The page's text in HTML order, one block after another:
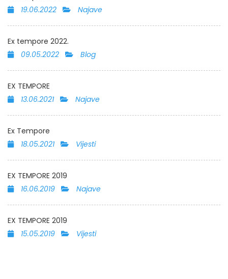
19.06.2022
Najave
Ex tempore 2022.
09.05.2022
Blog
EX TEMPORE
13.06.2021
Najave
Ex Tempore
18.05.2021
Vijesti
EX TEMPORE 2019
16.06.2019
Najave
EX TEMPORE 2019
15.05.2019
Vijesti